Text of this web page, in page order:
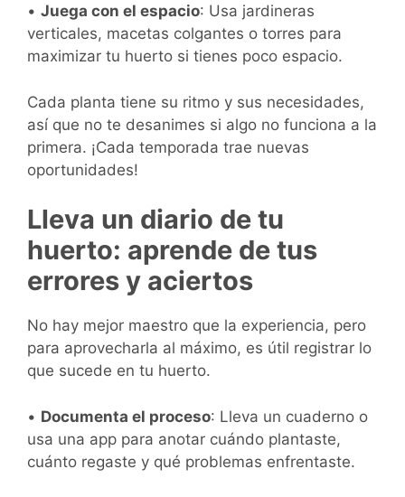
• Juega con el espacio: Usa jardineras
verticales, macetas colgantes o torres para
maximizar tu huerto si tienes poco espacio.
Cada planta tiene su ritmo y sus necesidades,
así que no te desanimes si algo no funciona a la
primera. ¡Cada temporada trae nuevas
oportunidades!
Lleva un diario de tu
huerto: aprende de tus
errores y aciertos
No hay mejor maestro que la experiencia, pero
para aprovecharla al máximo, es útil registrar lo
que sucede en tu huerto.
• Documenta el proceso: Lleva un cuaderno o
usa una app para anotar cuándo plantaste,
cuánto regaste y qué problemas enfrentaste.